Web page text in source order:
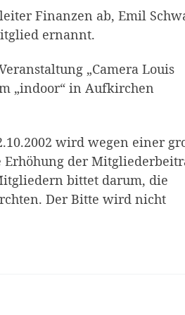
Finanzen ab, Emil
ernannt.
„Camera Louis
„indoor“ in Aufkirchen
wird wegen einer
Erhöhung der
bittet darum, die
Der Bitte wird nicht